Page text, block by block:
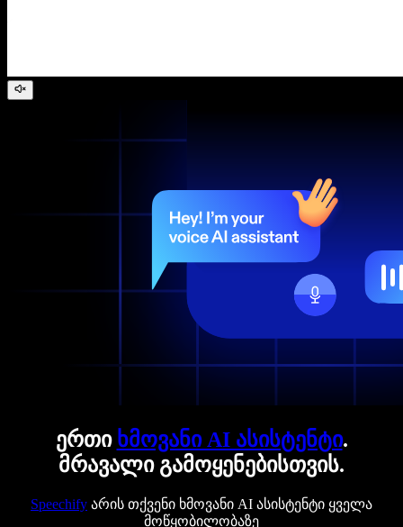
ერთი ხმოვანი AI ასისტენტი.
მრავალი გამოყენებისთვის.
Speechify არის თქვენი ხმოვანი AI ასისტენტი ყველა
მოწყობილობაზე